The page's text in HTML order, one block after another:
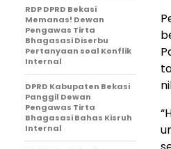
RDP DPRD Bekasi
Memanas! Dewan
Pengawas Tirta
Bhagasasi Diserbu
Pertanyaan soal Konflik
Internal
DPRD Kabupaten Bekasi
Panggil Dewan
Pengawas Tirta
Bhagasasi Bahas Kisruh
Internal